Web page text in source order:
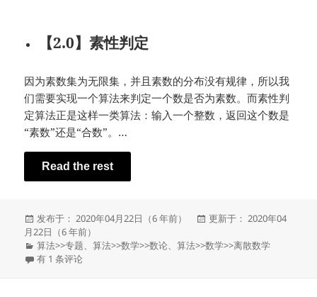
【2.0】素性判定
因为素数集为无限集，并且素数的分布没有规律，所以我
们需要实现一个算法来判定一个数是否为素数。而素性判
定算法正是这样一类算法：输入一个整数，返回这个数是
“素数”还是“合数”。…
Read the rest
发
布
于
发布于： 2020年04月22日（6 年前）
发
于
更新于： 2020年04
月22日（6 年前）
分
类
算法>>专题、算法>>数学>>数论、算法>>数学>>离散数学
[研学] 质因数分解及素性判定
有 1 条评论